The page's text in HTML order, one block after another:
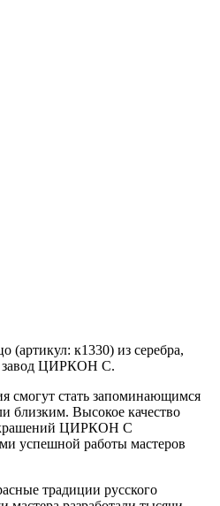
(артикул: к1330) из серебра,
- завод ЦИРКОН С.
смогут стать запоминающимся
близким. Высокое качество
ЦИРКОН С
успешной работы мастеров
традиции русского